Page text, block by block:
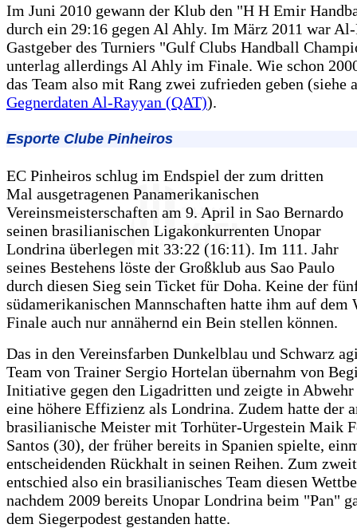
Im Juni 2010 gewann der Klub den "H H Emir
durch ein 29:16 gegen Al Ahly. Im März 2011 war
Gastgeber des Turniers "Gulf Clubs Handball
unterlag allerdings Al Ahly im Finale. Wie schon
das Team also mit Rang zwei zufrieden geben (siehe
Gegnerdaten Al-Rayyan (QAT)).
Esporte Clube Pinheiros
EC Pinheiros schlug im Endspiel der zum dritten
Mal ausgetragenen Panamerikanischen
Vereinsmeisterschaften am 9. April in Sao Bernardo
seinen brasilianischen Ligakonkurrenten Unopar
Londrina überlegen mit 33:22 (16:11). Im 111. Jahr
seines Bestehens löste der Großklub aus Sao Paulo
durch diesen Sieg sein Ticket für Doha. Keine der
südamerikanischen Mannschaften hatte ihm auf dem
Finale auch nur annähernd ein Bein stellen können.
Das in den Vereinsfarben Dunkelblau und Schwarz
Team von Trainer Sergio Hortelan übernahm von
Initiative gegen den Ligadritten und zeigte in
eine höhere Effizienz als Londrina. Zudem hatte der
brasilianische Meister mit Torhüter-Urgestein Maik
Santos (30), der früher bereits in Spanien spielte,
entscheidenden Rückhalt in seinen Reihen. Zum
entschied also ein brasilianisches Team diesen
nachdem 2009 bereits Unopar Londrina beim "Pan"
dem Siegerpodest gestanden hatte.